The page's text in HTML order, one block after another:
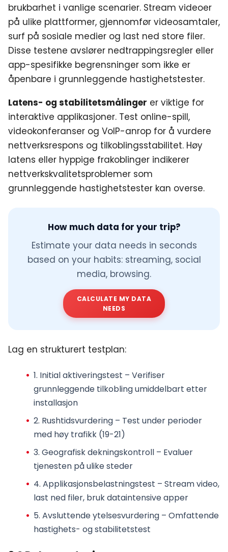
brukbarhet i vanlige scenarier. Stream videoer
på ulike plattformer, gjennomfør videosamtaler,
surf på sosiale medier og last ned store filer.
Disse testene avslører nedtrappingsregler eller
app-spesifikke begrensninger som ikke er
åpenbare i grunnleggende hastighetstester.
Latens- og stabilitetsmålinger er viktige for
interaktive applikasjoner. Test online-spill,
videokonferanser og VoIP-anrop for å vurdere
nettverksrespons og tilkoblingsstabilitet. Høy
latens eller hyppige frakoblinger indikerer
nettverkskvalitetsproblemer som
grunnleggende hastighetstester kan overse.
How much data for your trip?
Estimate your data needs in seconds
based on your habits: streaming, social
media, browsing.
CALCULATE MY DATA
NEEDS
Lag en strukturert testplan:
1. Initial aktiveringstest – Verifiser
grunnleggende tilkobling umiddelbart etter
installasjon
2. Rushtidsvurdering– Test under perioder
med høy trafikk (19-21)
3. Geografisk dekningskontroll– Evaluer
tjenesten på ulike steder
4. Applikasjonsbelastningstest – Stream video,
last ned filer, bruk dataintensive apper
5. Avsluttende ytelsesvurdering– Omfattende
hastighets- og stabilitetstest